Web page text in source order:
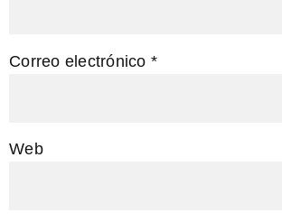
Correo electrónico *
Web